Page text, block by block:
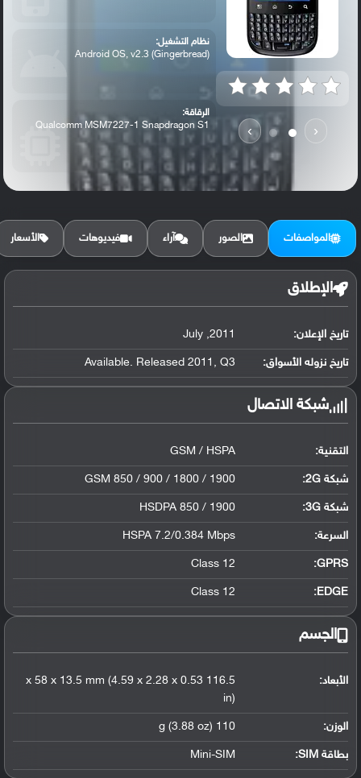
‹
›
نظام التشغيل:
Android OS, v2.3 (Gingerbread)
الرقاقة:
Qualcomm MSM7227-1 Snapdragon S1
الرام / التخزين:
المواصفات الصور آراء فيديوهات الأسعار
الإطلاق
تاريخ الإعلان: 2011, July
تاريخ نزوله الأسواق: Available. Released 2011, Q3
شبكة الاتصال
التقنية: GSM / HSPA
شبكة 2G: GSM 850 / 900 / 1800 / 1900
شبكة 3G :
HSDPA 850 / 1900
السرعة: HSPA 7.2/0.384 Mbps
GPRS:
Class 12
EDGE:
Class 12
الجسم
الأبعاد:
116.5 x 58 x 13.5 mm (4.59 x 2.28 x 0.53
in)
الوزن: 110 g (3.88 oz)
بطاقة SIM: Mini-SIM